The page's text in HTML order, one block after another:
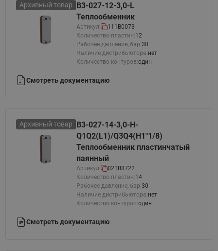
Архивный товар
B3-027-12-3,0-L
Теплообменник
Артикул:
111B0073
Количество пластин:12
Рабочее давление, бар:30
Наличие дистрибьютора:нет
Количество контуров:один
Смотреть документацию
Архивный товар
B3-027-14-3,0-H-
Q1Q2(L1)/Q3Q4(H1"1/8)
Теплообменник пластинчатый
паянный
Артикул:
021B8722
Количество пластин:14
Рабочее давление, бар:30
Наличие дистрибьютора:нет
Количество контуров:один
Смотреть документацию